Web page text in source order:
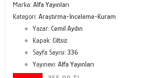
Marka: Alfa Yayınları
Kategori: Araştırma-İnceleme-Kuram
Yazar: Cemil Aydın
Kapak: Ciltsiz
Sayfa Sayısı: 336
Yayınevi: Alfa Yayınları